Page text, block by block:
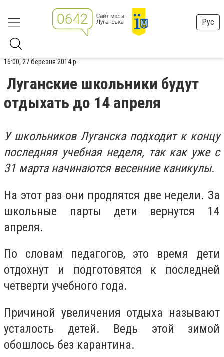
Рус
16:00, 27 березня 2014 р.
Луганские школьники будут
отдыхать до 14 апреля
У школьников Луганска подходит к концу
последняя учебная неделя, так как уже с
31 марта начинаются весенние каникулы.
На этот раз они продлятся две недели. За
школьные парты дети вернутся 14
апреля.
По словам педагогов, это время дети
отдохнут и подготовятся к последней
четверти учебного года.
Причиной увеличения отдыха называют
усталость детей. Ведь этой зимой
обошлось без карантина.